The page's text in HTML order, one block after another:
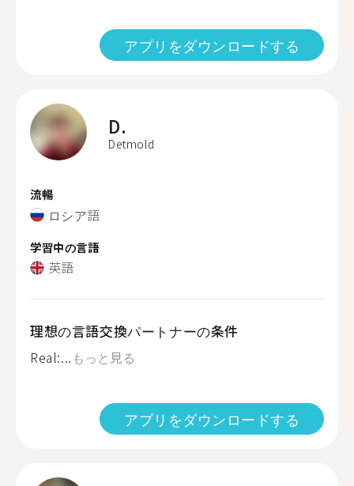
アプリをダウンロードする
D.
Detmold
流暢
ロシア語
学習中の言語
英語
理想の言語交換パートナーの条件
Real:... もっと見る
アプリをダウンロードする